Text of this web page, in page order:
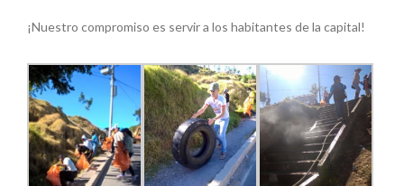
¡Nuestro compromiso es servir a los habitantes de la capital!